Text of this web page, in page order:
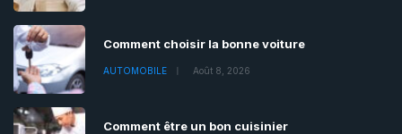
Comment choisir la bonne voiture
AUTOMOBILE Août 8, 2026
Comment être un bon cuisinier